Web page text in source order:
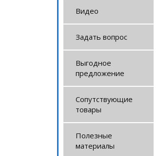
Видео
Задать вопрос
Выгодное
предложение
Сопутствующие
товары
Полезные
материалы